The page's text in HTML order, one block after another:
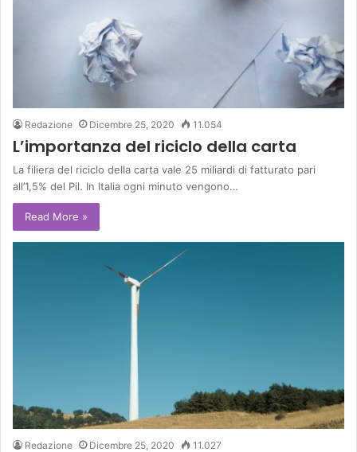
Redazione Dicembre 25, 2020 11.054
L’importanza del riciclo della carta
La filiera del riciclo della carta vale 25 miliardi di fatturato pari
all’1,5% del Pil. In Italia ogni minuto vengono…
Read More »
Redazione Dicembre 25, 2020 11.027